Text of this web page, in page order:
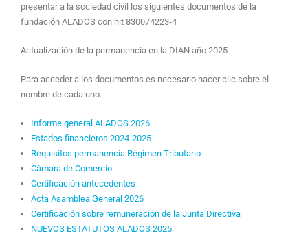
presentar a la sociedad civil los siguientes documentos de la
fundación ALADOS con nit 830074223-4
Actualización de la permanencia en la DIAN año 2025
Para acceder a los documentos es necesario hacer clic sobre el
nombre de cada uno.
Informe general ALADOS 2026
Estados financieros 2024-2025
Requisitos permanencia Régimen Tributario
Cámara de Comercio
Certificación antecedentes
Acta Asamblea General 2026
Certificación sobre remuneración de la Junta Directiva
NUEVOS ESTATUTOS ALADOS 2025